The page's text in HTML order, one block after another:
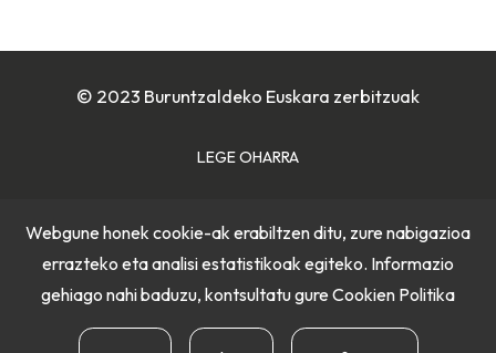
© 2023 Buruntzaldeko Euskara zerbitzuak
LEGE OHARRA
PRIBATUTASUN POLITIKA
Webgune honek cookie-ak erabiltzen ditu, zure nabigazioa
errazteko eta analisi estatistikoak egiteko. Informazio
gehiago nahi baduzu, kontsultatu gure Cookien Politika